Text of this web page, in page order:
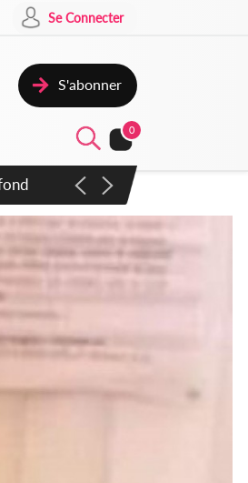
Se Connecter
S'abonner
0